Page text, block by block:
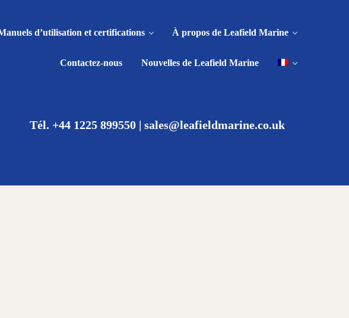
d’utilisation et certifications À propos de Leafield Marine
Contactez-nous Nouvelles de Leafield Marine
Tél. +44 1225 899550| sales@leafieldmarine.co.uk